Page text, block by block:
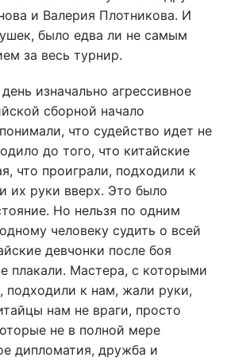
и Валерия Плотникова. И
было едва ли не самым
за весь турнир.
изначально агрессивное
сборной начало
что судейство идет не
до того, что китайские
что проиграли, подходили к
их руки вверх. Это было
Но нельзя по одним
человеку судить о всей
девчонки после боя
плакали. Мастера, с которыми
подходили к нам, жали руки,
нам не враги, просто
не в полной мере
дипломатия, дружба и